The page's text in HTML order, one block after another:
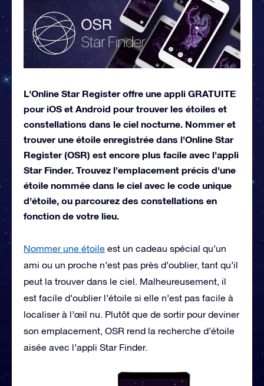
L'Online Star Register offre une appli GRATUITE
pour iOS et Android pour trouver les étoiles et
constellations dans le ciel nocturne. Nommer et
trouver une étoile enregistrée dans l'Online Star
Register (OSR) est encore plus facile avec l'appli
Star Finder. Trouvez l'emplacement précis d'une
étoile nommée dans le ciel avec le code unique
d'étoile, ou parcourez des constellations en
fonction de votre lieu.
Nommer une étoile est un cadeau spécial qu’un
ami ou un proche n’est pas près d’oublier, tant qu’il
peut la trouver dans le ciel. Malheureusement, il
est facile d’oublier l’étoile si elle n’est pas facile à
localiser à l’œil nu. Plutôt que de sortir pour deviner
son emplacement, OSR rend la recherche d’étoile
aisée avec l’appli Star Finder.